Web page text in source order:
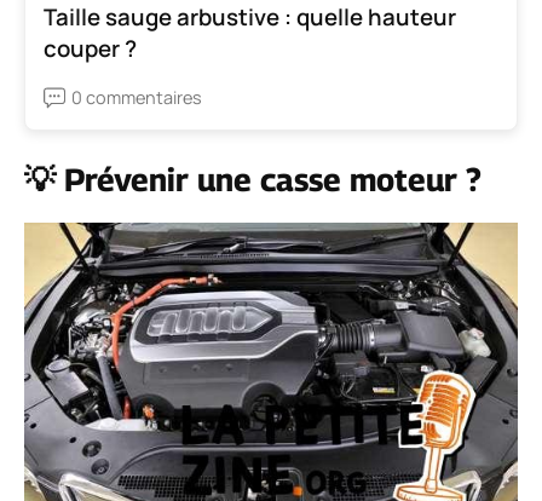
Taille sauge arbustive : quelle hauteur
couper ?
0 commentaires
💡 Prévenir une casse moteur ?